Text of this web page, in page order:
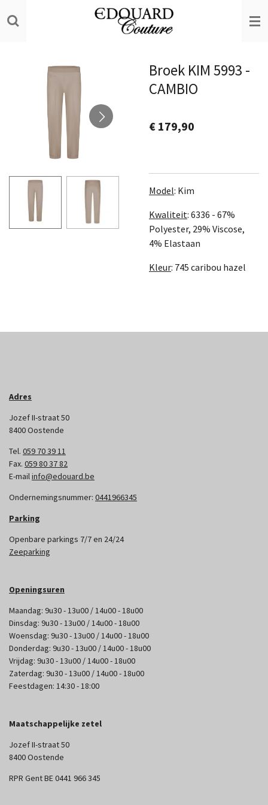
direct
hoofdinhoud
Broek KIM 5993 -
CAMBIO
€ 179,90
Model: Kim
Kwaliteit: 6336 - 67%
Polyester, 29% Viscose,
4% Elastaan
Kleur: 745 caribou hazel
Adres
Jozef II-straat 50
8400 Oostende
Tel. 059 70 39 11
Fax. 059 80 37 82
E-mailinfo@edouard.be
Ondernemingsnummer: 0441966345
Parking
Openbare parkings 7/7 en 24/24
Zeeparking
Openingsuren
Maandag: 9u30 - 13u00 / 14u00 - 18u00
Dinsdag: 9u30 - 13u00 / 14u00 - 18u00
Woensdag: 9u30 - 13u00 / 14u00 - 18u00
Donderdag: 9u30 - 13u00 / 14u00 - 18u00
Vrijdag: 9u30 - 13u00 / 14u00 - 18u00
Zaterdag: 9u30 - 13u00 / 14u00 - 18u00
Feestdagen: 14:30 - 18:00
Maatschappelijke zetel
Jozef II-straat 50
8400 Oostende
RPR Gent BE 0441 966 345